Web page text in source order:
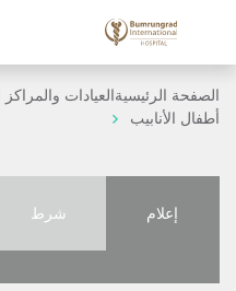
الصفحة الرئيسيةالعيادات والمراكز
أطفال الأنابيب
إعلام شرط